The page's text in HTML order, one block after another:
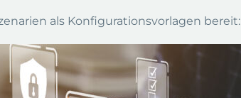
als Konfigurationsvorlagen bereit: